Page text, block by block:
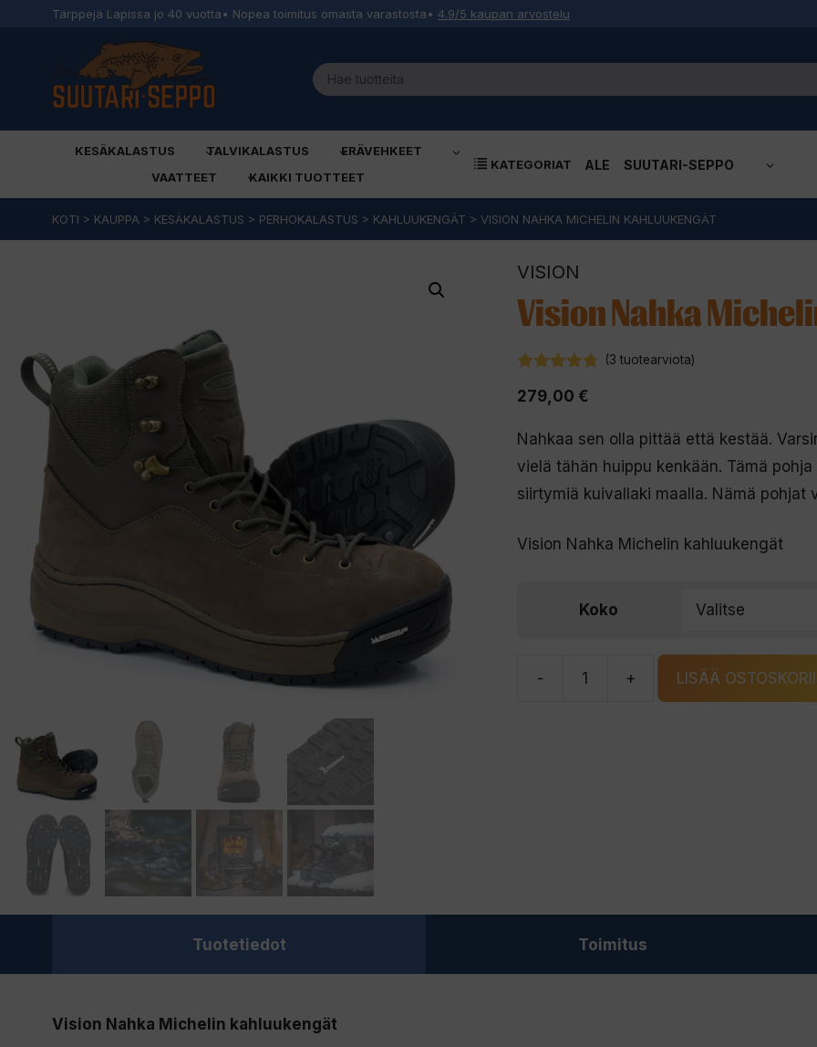
Tärppejä Lapissa jo 40 vuotta• Nopea toimitus omasta varastosta• 4.9/5 kaupan arvostelu
KESÄKALASTUS TALVIKALASTUS
ERÄVEHKEET
VAATTEET
KAIKKI TUOTTEET
KATEGORIAT ALE SUUTARI-SEPPO
sisältöön
KOTI > KAUPPA > KESÄKALASTUS > PERHOKALASTUS > KAHLUUKENGÄT > VISION NAHKA MICHELIN KAHLUUKENGÄT
VISION
Vision Nahka
(3 tuotearviota)
279,00 €
Nahkaa sen olla pittää että kestää.
vielä tähän huippu kenkään. Tämä
siirtymiä kuivallaki maalla. Nämä
Vision Nahka Michelin kahluukengät
Koko
- + LISÄÄ
Tuotetiedot Toimitus
Vision Nahka Michelin kahluukengät